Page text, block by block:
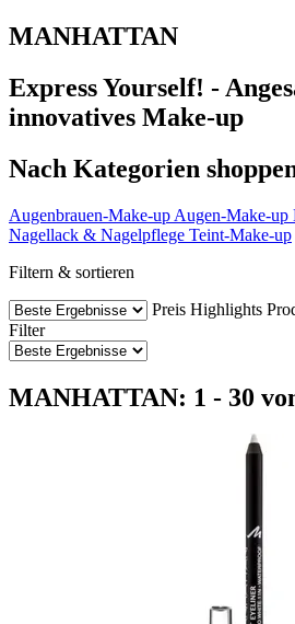
MANHATTAN
Express Yourself! -
innovatives Make-up
Nach Kategorien
Augenbrauen-Make-up Augen-Make-up
Nagellack & Nagelpflege Teint-Make-up
Filtern & sortieren
Preis Highlights
Filter
MANHATTAN: 1 - 30